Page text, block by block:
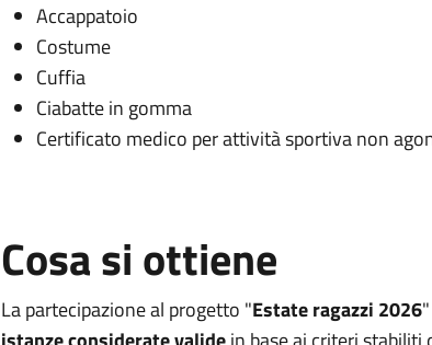
Accappatoio
Costume
Cuffia
Ciabatte in gomma
Certificato medico per attività sportiva non
Cosa si ottiene
La partecipazione al progetto "Estate ragazzi 2026